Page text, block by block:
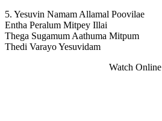
5. Yesuvin Namam Allamal Poovilae
Entha Peralum Mitpey Illai
Thega Sugamum Aathuma Mitpum
Thedi Varayo Yesuvidam
Watch Online